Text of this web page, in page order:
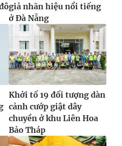
giả nhãn hiệu nổi tiếng
ở Đà Nẵng
Khởi tố 19 đối tượng dàn
cảnh cướp giật dây
chuyền ở khu Liên Hoa
Bảo Tháp